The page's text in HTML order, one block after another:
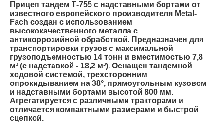
Прицеп тандем Т-755 с надставными бортами от
известного европейского производителя Metal-
Fach создан с использованием
высококачественного металла с
антикоррозийной обработкой. Предназначен для
транспортировки грузов с максимальной
грузоподъемностью 14 тонн и вместимостью 7,8
м³ (с надставкой - 18,2 м³). Оснащен тандемной
ходовой системой, трехсторонним
опрокидыванием на 38°, прямоугольным кузовом
и надставными бортами высотой 800 мм.
Агрегатируется с различными тракторами и
отличается компактными размерами и быстрой
сцепкой.